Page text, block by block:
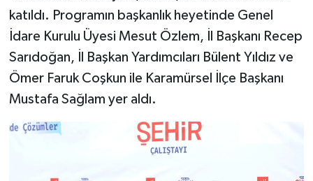
katıldı. Programın başkanlık heyetinde Genel
İdare Kurulu Üyesi Mesut Özlem, İl Başkanı Recep
Sarıdoğan, İl Başkan Yardımcıları Bülent Yıldız ve
Ömer Faruk Coşkun ile Karamürsel İlçe Başkanı
Mustafa Sağlam yer aldı.